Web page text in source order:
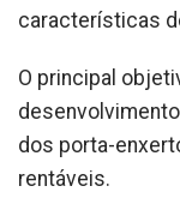
características
O principal
dos porta-
rentáveis.